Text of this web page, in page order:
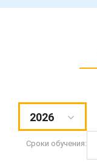
2026
Сроки обучения: